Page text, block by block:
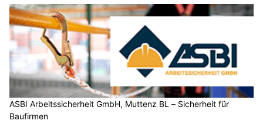
ASBI Arbeitssicherheit GmbH, Muttenz BL – Sicherheit für
Baufirmen